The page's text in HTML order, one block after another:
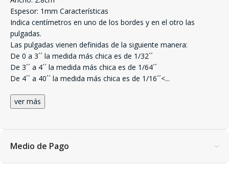
Espesor: 1mm Características
Indica centímetros en uno de los bordes y en el otro las
pulgadas.
Las pulgadas vienen definidas de la siguiente manera:
De 0 a 3´´ la medida más chica es de 1/32´´
De 3´´ a 4´´ la medida más chica es de 1/64´´
De 4´´ a 40´´ la medida más chica es de 1/16´´<...
ver más
Medio de Pago